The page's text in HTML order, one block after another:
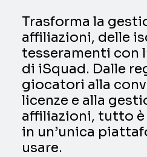
Trasforma la
affiliazioni, delle
tesseramenti con
di iSquad. Dalle
giocatori alla
licenze e alla
affiliazioni, tutto
in un’unica
usare.